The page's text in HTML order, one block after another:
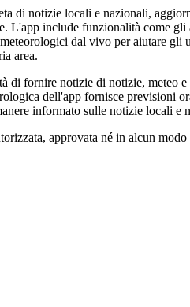
di notizie locali e nazionali,
L'app include funzionalità come
dal vivo per aiutare
area.
di fornire notizie di notizie,
dell'app fornisce previsioni
informato sulle notizie locali
approvata né in alcun